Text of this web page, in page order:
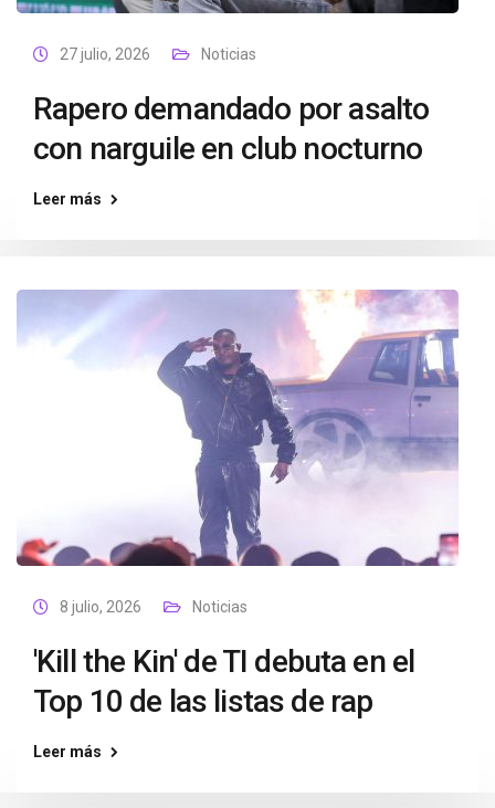
27 julio, 2026 Noticias
Rapero demandado por asalto
con narguile en club nocturno
Leer más
8 julio, 2026 Noticias
'Kill the Kin' de TI debuta en el
Top 10 de las listas de rap
Leer más